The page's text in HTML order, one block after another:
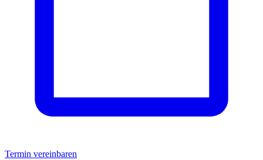
Termin vereinbaren